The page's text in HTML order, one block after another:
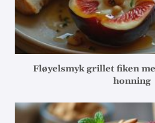
Fløyelsmyk grillet fiken
honning